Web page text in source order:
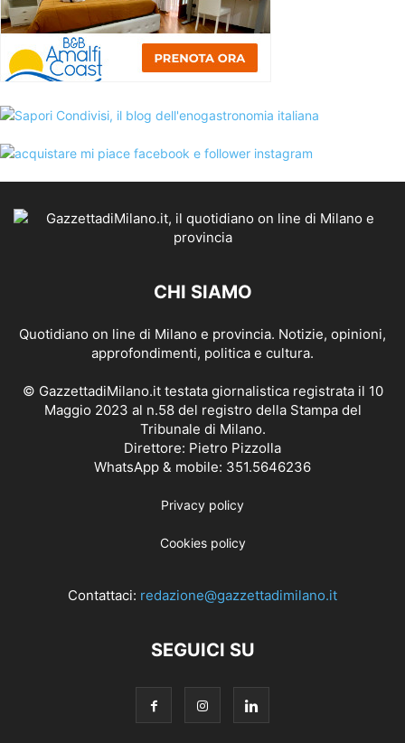
CHI SIAMO
Quotidiano on line di Milano e provincia. Notizie, opinioni,
approfondimenti, politica e cultura.
© GazzettadiMilano.it testata giornalistica registrata il 10
Maggio 2023 al n.58 del registro della Stampa del
Tribunale di Milano.
Direttore: Pietro Pizzolla
WhatsApp & mobile: 351.5646236
Privacy policy
Cookies policy
Contattaci: redazione@gazzettadimilano.it
SEGUICI SU